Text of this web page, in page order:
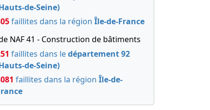
de-Seine)
faillites dans la région Île-de-France
NAF 41 - Construction de bâtiments
faillites dans ledépartement 92
de-Seine)
faillites dans la région Île-de-